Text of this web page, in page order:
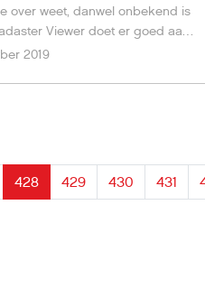
over weet, danwel onbekend is
Viewer doet er goed aan
lezen.Waar woonden mijn
Het gemeente Archief
een workshop. U leert te
2019
428 429 430 431